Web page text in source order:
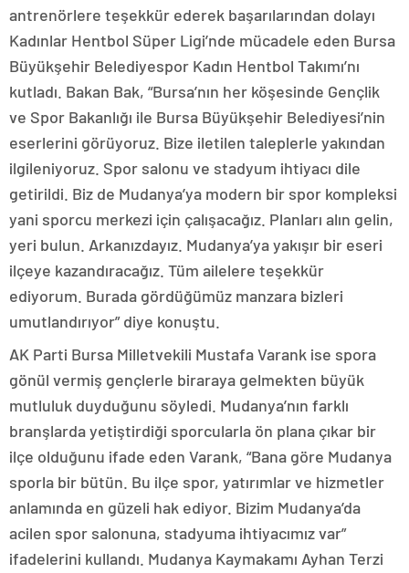
antrenörlere teşekkür ederek başarılarından dolayı
Kadınlar Hentbol Süper Ligi’nde mücadele eden Bursa
Büyükşehir Belediyespor Kadın Hentbol Takımı’nı
kutladı. Bakan Bak, “Bursa’nın her köşesinde Gençlik
ve Spor Bakanlığı ile Bursa Büyükşehir Belediyesi’nin
eserlerini görüyoruz. Bize iletilen taleplerle yakından
ilgileniyoruz. Spor salonu ve stadyum ihtiyacı dile
getirildi. Biz de Mudanya’ya modern bir spor kompleksi
yani sporcu merkezi için çalışacağız. Planları alın gelin,
yeri bulun. Arkanızdayız. Mudanya’ya yakışır bir eseri
ilçeye kazandıracağız. Tüm ailelere teşekkür
ediyorum. Burada gördüğümüz manzara bizleri
umutlandırıyor” diye konuştu.
AK Parti Bursa Milletvekili Mustafa Varank ise spora
gönül vermiş gençlerle biraraya gelmekten büyük
mutluluk duyduğunu söyledi. Mudanya’nın farklı
branşlarda yetiştirdiği sporcularla ön plana çıkar bir
ilçe olduğunu ifade eden Varank, “Bana göre Mudanya
sporla bir bütün. Bu ilçe spor, yatırımlar ve hizmetler
anlamında en güzeli hak ediyor. Bizim Mudanya’da
acilen spor salonuna, stadyuma ihtiyacımız var”
ifadelerini kullandı. Mudanya Kaymakamı Ayhan Terzi